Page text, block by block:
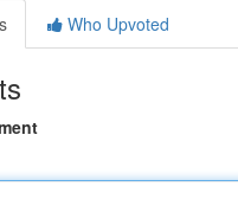
Who Upvoted